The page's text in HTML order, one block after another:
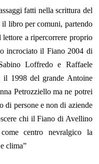
fatti nella scrittura del
libro per comuni, partendo
a ripercorrere proprio
incrociato il Fiano 2004 di
Loffredo e Raffaele
1998 del grande Antoine
Petrozziello ma ne potrei
di persone e non di aziende
chi il Fiano di Avellino
centro nevralgico la
clima”